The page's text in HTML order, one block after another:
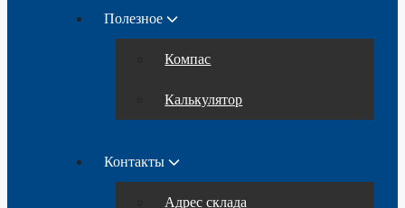
Полезное
Компас
Калькулятор
Контакты
Адрес склада